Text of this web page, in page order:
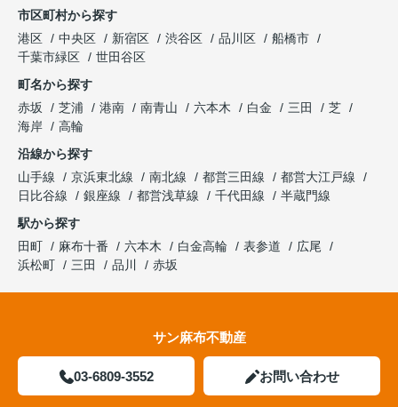
市区町村から探す
港区
中央区 新宿区 渋谷区 品川区
船橋市
千葉市緑区
世田谷区
町名から探す
赤坂
芝浦 港南 南青山 六本木 白金 三田
芝
海岸
高輪
沿線から探す
山手線
京浜東北線 南北線 都営三田線
都営大江戸線
日比谷線
銀座線 都営浅草線 千代田線
半蔵門線
駅から探す
田町
麻布十番 六本木 白金高輪 表参道
広尾
浜松町
三田 品川 赤坂
サン麻布不動産
03-6809-3552 お問い合わせ